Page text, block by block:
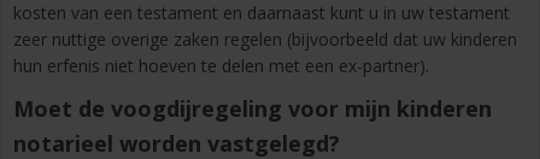
kosten van een testament en daarnaast kunt u in uw testament
zeer nuttige overige zaken regelen (bijvoorbeeld dat uw kinderen
hun erfenis niet hoeven te delen met een ex-partner).
Moet de voogdijregeling voor mijn kinderen
notarieel worden vastgelegd?